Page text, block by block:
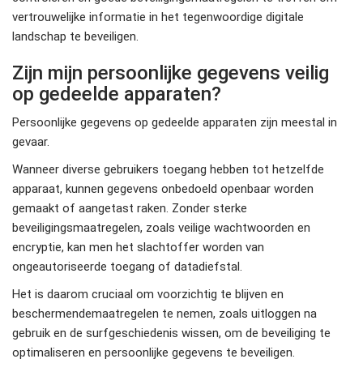
vertrouwelijke informatie in het tegenwoordige digitale
landschap te beveiligen.
Zijn mijn persoonlijke gegevens veilig
op gedeelde apparaten?
Persoonlijke gegevens op gedeelde apparaten zijn meestal in
gevaar.
Wanneer diverse gebruikers toegang hebben tot hetzelfde
apparaat, kunnen gegevens onbedoeld openbaar worden
gemaakt of aangetast raken. Zonder sterke
beveiligingsmaatregelen, zoals veilige wachtwoorden en
encryptie, kan men het slachtoffer worden van
ongeautoriseerde toegang of datadiefstal.
Het is daarom cruciaal om voorzichtig te blijven en
beschermendemaatregelen te nemen, zoals uitloggen na
gebruik en de surfgeschiedenis wissen, om de beveiliging te
optimaliseren en persoonlijke gegevens te beveiligen.